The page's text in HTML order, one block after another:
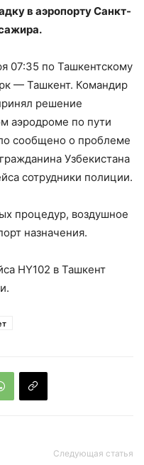
в аэропорту Санкт-
07:35 по Ташкентскому
— Ташкент. Командир
решение
аэродроме по пути
сообщено о проблеме
Узбекистана
сотрудники полиции.
процедур, воздушное
назначения.
HY102 в Ташкент
Следующая статья